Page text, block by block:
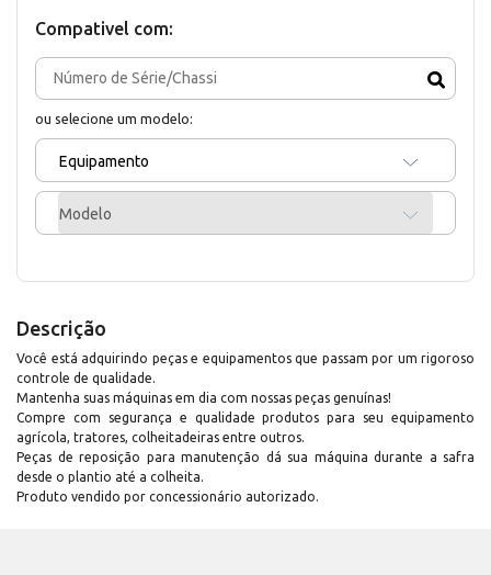
Compativel com:
ou selecione um modelo:
Equipamento
Modelo
Descrição
Você está adquirindo peças e equipamentos que passam por um rigoroso
controle de qualidade.
Mantenha suas máquinas em dia com nossas peças genuínas!
Compre com segurança e qualidade produtos para seu equipamento
agrícola, tratores, colheitadeiras entre outros.
Peças de reposição para manutenção dá sua máquina durante a safra
desde o plantio até a colheita.
Produto vendido por concessionário autorizado.